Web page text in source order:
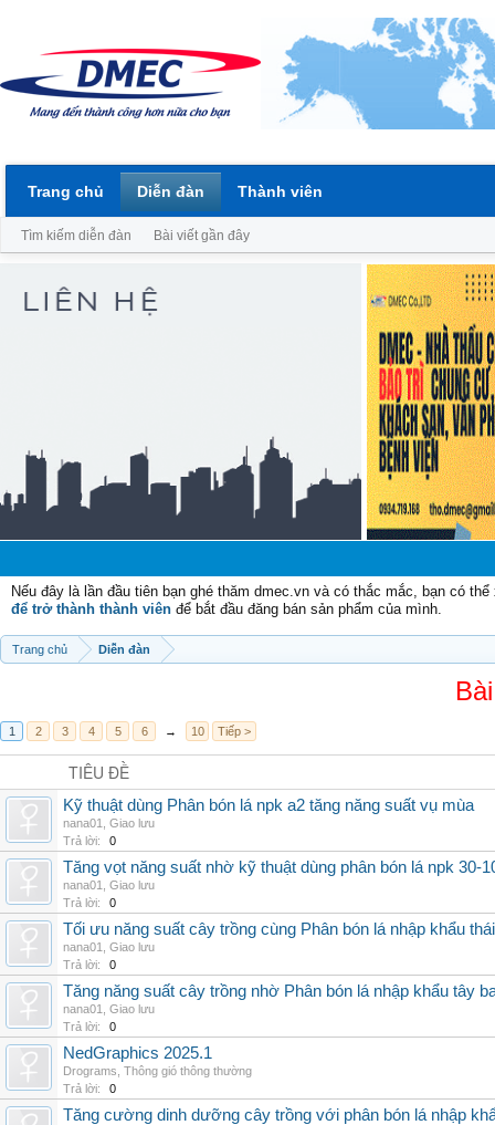
Nếu đây là lần đầu tiên bạn ghé thăm dmec.vn và có thắc mắc, bạn có
để trở thành thành viên để bắt đầu đăng bán sản phẩm của mình.
Trang chủ Diễn đàn
1 2 3 4 5 6 → 10 Tiếp >
TIÊU ĐỀ
Kỹ thuật dùng Phân bón lá npk a2 tăng năng suất vụ mùa
nana01
Giao lưu
Trả lời:
0
Tăng vọt năng suất nhờ kỹ thuật dùng phân bón lá npk 30-
nana01
Giao lưu
Trả lời:
0
Tối ưu năng suất cây trồng cùng Phân bón lá nhập khẩu
nana01
Giao lưu
Trả lời:
0
Tăng năng suất cây trồng nhờ Phân bón lá nhập khẩu tây
nana01
Giao lưu
Trả lời:
0
NedGraphics 2025.1
Drograms Thông gió thông thường
Trả lời:
0
Tăng cường dinh dưỡng cây trồng với phân bón lá nhập
Trang chủ Diễn đàn
Tìm kiếm diễn đàn Bài viết gần đây
Thành viên